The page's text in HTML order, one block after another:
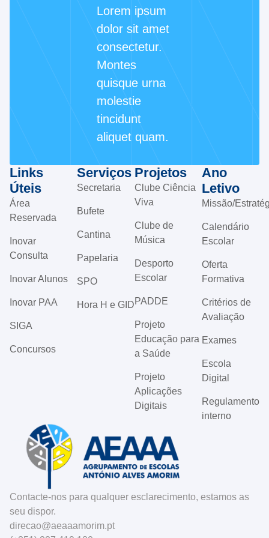
Lorem ipsum
dolor sit amet
consectetur.
Montes
quisque urna
molestie
tincidunt
aliquet quam.
Links
Úteis
Área
Reservada
Inovar
Consulta
Inovar Alunos
Inovar PAA
SIGA
Concursos
Serviços
Secretaria
Bufete
Cantina
Papelaria
SPO
Hora H e GID
Projetos
Clube Ciência
Viva
Clube de
Música
Desporto
Escolar
PADDE
Projeto
Educação para
a Saúde
Projeto
Aplicações
Digitais
Ano
Letivo
Missão/
Calendário
Escolar
Oferta
Formativa
Critérios de
Avaliação
Exames
Escola
Digital
Regulamento
interno
Contacte-nos para qualquer esclarecimento, estamos as
seu dispor.
direcao@aeaaamorim.pt